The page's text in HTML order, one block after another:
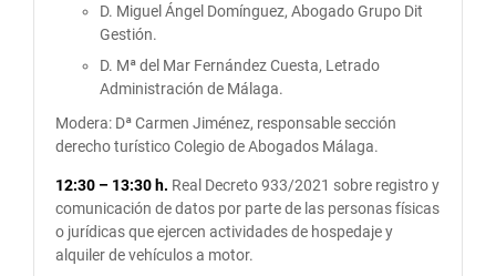
D. Miguel Ángel Domínguez, Abogado Grupo Dit
Gestión.
D. Mª del Mar Fernández Cuesta, Letrado
Administración de Málaga.
Modera: Dª Carmen Jiménez, responsable sección
derecho turístico Colegio de Abogados Málaga.
12:30 – 13:30 h. Real Decreto 933/2021 sobre registro y
comunicación de datos por parte de las personas físicas
o jurídicas que ejercen actividades de hospedaje y
alquiler de vehículos a motor.